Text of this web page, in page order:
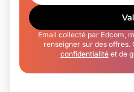
Email collecté par Edcom,
renseigner sur des offres.
confidentialitéet de